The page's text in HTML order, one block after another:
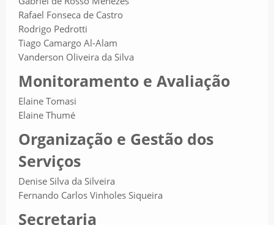
Rafael Fonseca de Castro
Rodrigo Pedrotti
Tiago Camargo Al-Alam
Vanderson Oliveira da Silva
Monitoramento e Avaliação
Elaine Tomasi
Elaine Thumé
Organização e Gestão dos
Serviços
Denise Silva da Silveira
Fernando Carlos Vinholes Siqueira
Secretaria